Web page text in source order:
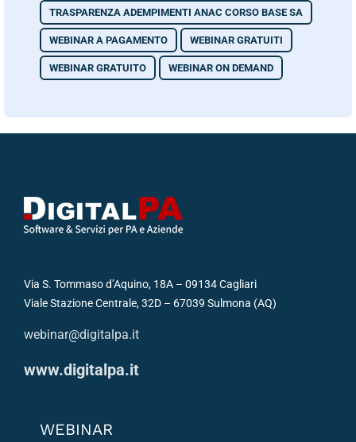
TRASPARENZA ADEMPIMENTI ANAC CORSO BASE SA
WEBINAR A PAGAMENTO WEBINAR GRATUITI
WEBINAR GRATUITO WEBINAR ON DEMAND
Via S. Tommaso d’Aquino, 18A – 09134 Cagliari
Viale Stazione Centrale, 32D – 67039 Sulmona (AQ)
webinar@digitalpa.it
www.digitalpa.it
WEBINAR